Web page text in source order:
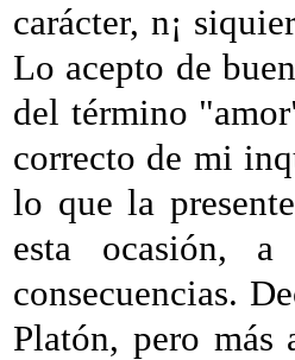
carácter, n¡
Lo acepto de
del término
correcto de mi
lo que la
esta ocasión,
consecuencias.
Platón, pero